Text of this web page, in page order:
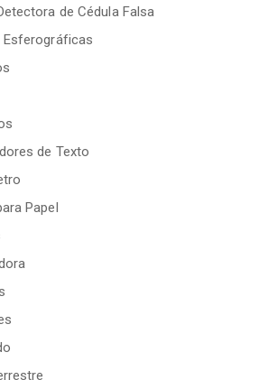
de Cédula Falsa
Esferográficas
de Texto
Papel